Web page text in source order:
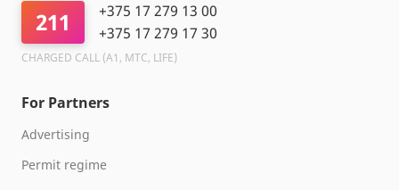
211
+375 17 279 13 00
+375 17 279 17 30
CHARGED CALL (A1, МТС, LIFE)
For Partners
Advertising
Permit regime